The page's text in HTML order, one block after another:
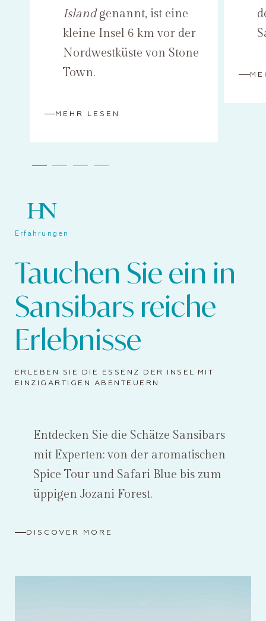
Islandgenannt, ist eine
kleine Insel 6 km vor der
Nordwestküste von Stone
Town.
MEHR LESEN
Erfahrungen
Tauchen Sie ein in
Sansibars reiche
Erlebnisse
ERLEBEN SIE DIE ESSENZ DER INSEL MIT
EINZIGARTIGEN ABENTEUERN
Entdecken Sie die Schätze Sansibars
mit Experten: von der aromatischen
Spice Tour und Safari Blue bis zum
üppigen Jozani Forest.
DISCOVER MORE